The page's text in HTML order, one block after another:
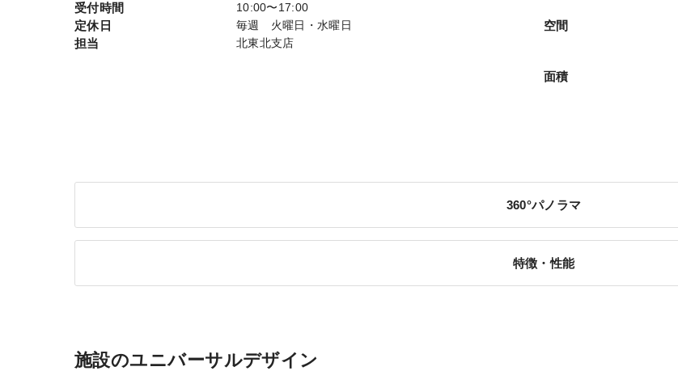
受付時間 10:00〜17:00
定休日 毎週 火曜日・水曜日
担当 北東北支店
空間
面積
360°パノラマ
特徴・性能
施設のユニバーサルデザイン